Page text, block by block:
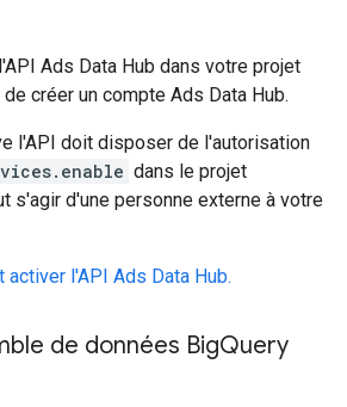
Ads Data Hub dans votre projet
créer un compte Ads Data Hub.
l'API doit disposer de l'autorisation
dans le projet
s'agir d'une personne externe à votre
activer l'API Ads Data Hub.
de données BigQuery